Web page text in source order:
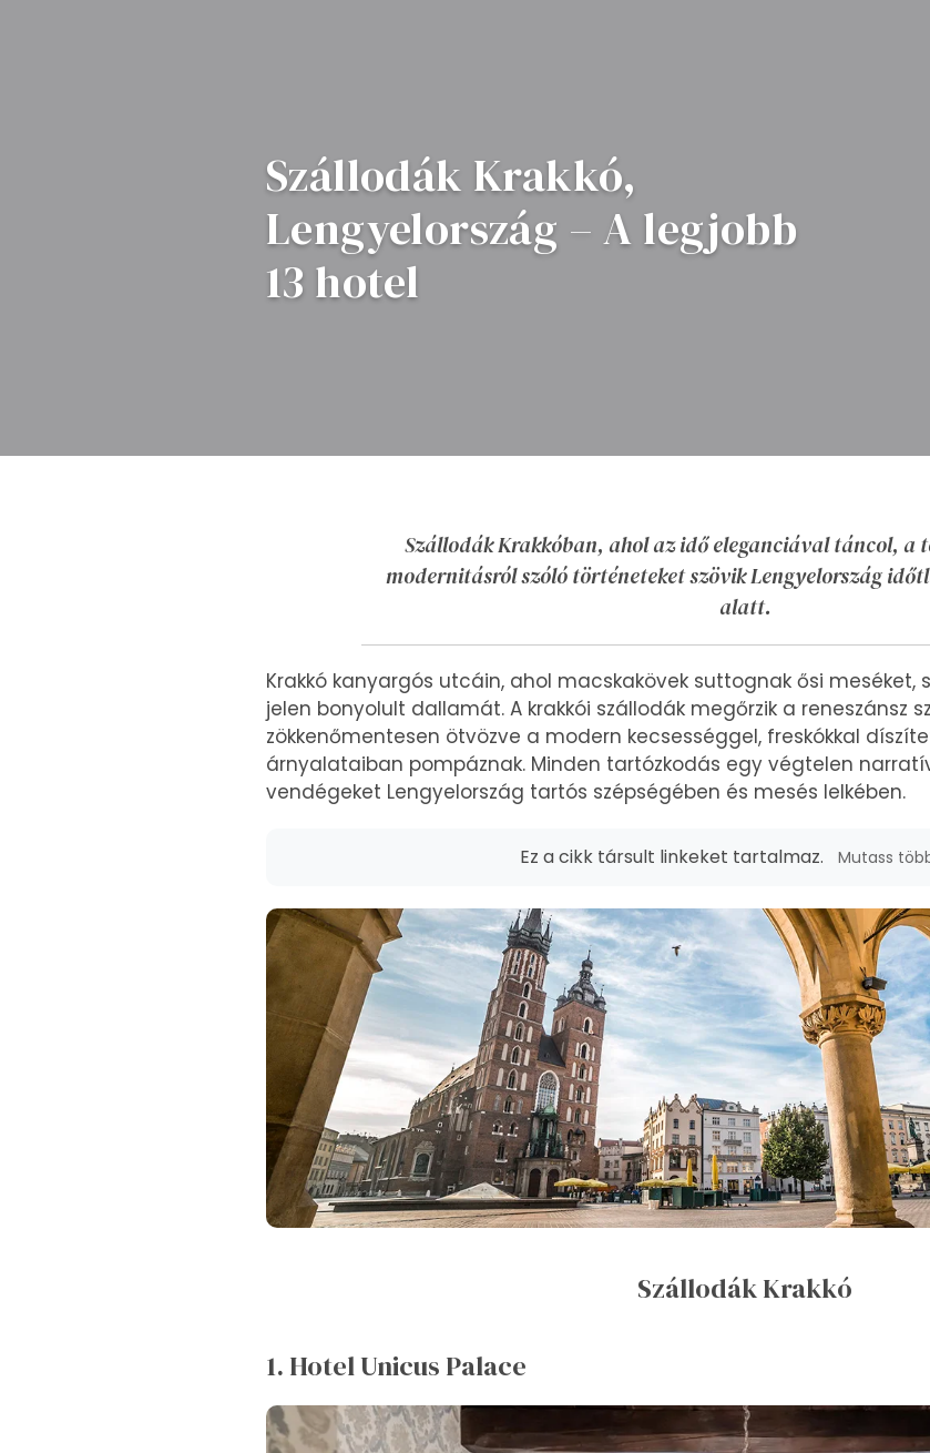
Szállodák Krakkó,
Lengyelország – A legjobb
13 hotel
Szállodák Krakkóban, ahol az idő eleganciával táncol, a
modernitásról szóló történeteket szövik Lengyelország
alatt.
Krakkó kanyargós utcáin, ahol macskakövek suttognak ősi meséket,
jelen bonyolult dallamát. A krakkói szállodák megőrzik a reneszánsz
zökkenőmentesen ötvözve a modern kecsességgel, freskókkal
árnyalataiban pompáznak. Minden tartózkodás egy végtelen
vendégeket Lengyelország tartós szépségében és mesés lelkében.
Ez a cikk társult linkeket tartalmaz. Mutass
Szállodák Krakkó
1. Hotel Unicus Palace